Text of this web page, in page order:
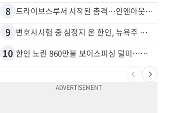
8 드라이브스루서 시작된 총격…인앤아웃 참사 영상 공개
9 변호사시험 중 심정지 온 한인, 뉴욕주 제소
10 한인 노린 860만불 보이스피싱 덜미…영사관·한국 검찰 사칭